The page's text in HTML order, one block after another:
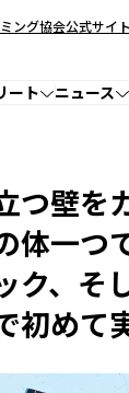
ング協会公式サイト
ート ニュース
つ壁を
体一つ
ク、そ
初めて